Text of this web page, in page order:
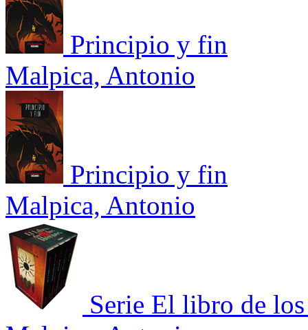
Principio y fin
Malpica, Antonio
Principio y fin
Malpica, Antonio
Serie El libro de